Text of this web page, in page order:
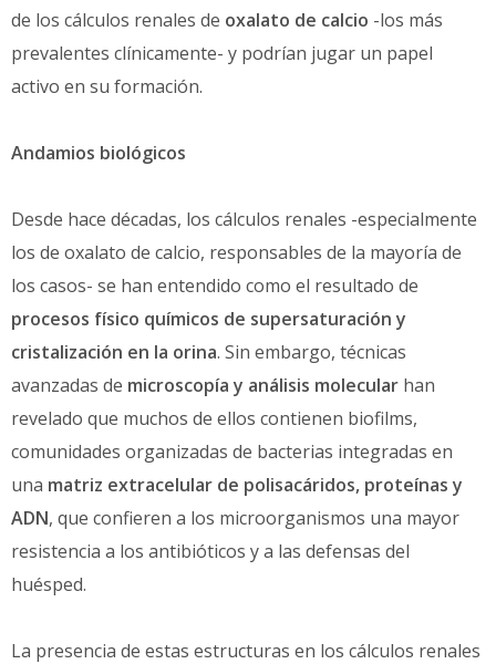
de los cálculos renales de oxalato de calcio -los más
prevalentes clínicamente- y podrían jugar un papel
activo en su formación.
Andamios biológicos
Desde hace décadas, los cálculos renales -especialmente
los de oxalato de calcio, responsables de la mayoría de
los casos- se han entendido como el resultado de
procesos físico químicos de supersaturación y
cristalización en la orina. Sin embargo, técnicas
avanzadas de microscopía y análisis molecular han
revelado que muchos de ellos contienen biofilms,
comunidades organizadas de bacterias integradas en
una matriz extracelular de polisacáridos, proteínas y
ADN, que confieren a los microorganismos una mayor
resistencia a los antibióticos y a las defensas del
huésped.
La presencia de estas estructuras en los cálculos renales